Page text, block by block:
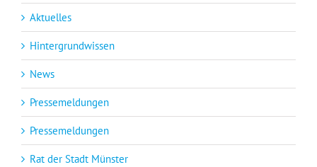
Aktuelles
Hintergrundwissen
News
Pressemeldungen
Pressemeldungen
Rat der Stadt Münster